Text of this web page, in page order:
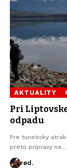
AKTUALITY
Pri
odpadu
Pre turisticky
preto prípravy na…
red.